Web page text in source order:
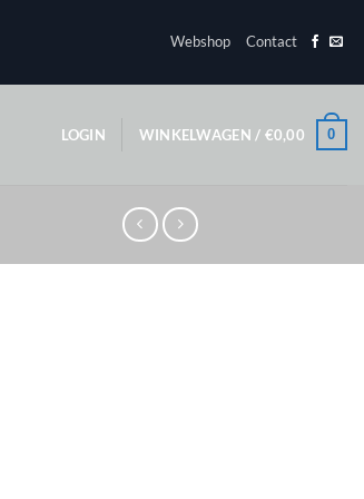
Webshop Contact
LOGIN WINKELWAGEN / €0,00 0